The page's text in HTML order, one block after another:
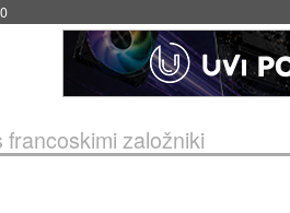
založniki